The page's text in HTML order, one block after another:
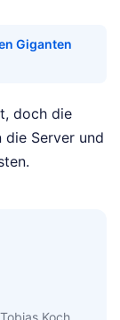
Giganten
doch die
Server und
Koch